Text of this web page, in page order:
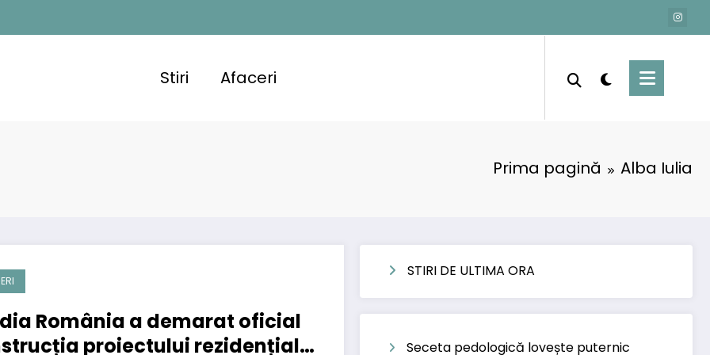
Stiri Afaceri
Prima pagină Alba Iulia
România a demarat oficial
proiectului rezidențial
STIRI DE ULTIMA ORA
Seceta pedologică lovește puternic